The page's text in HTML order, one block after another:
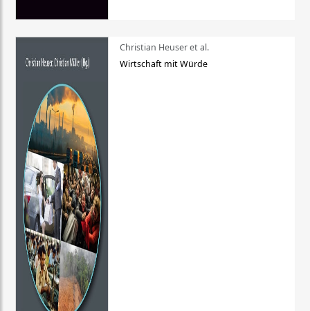
Christian Heuser et al.
Wirtschaft mit Würde